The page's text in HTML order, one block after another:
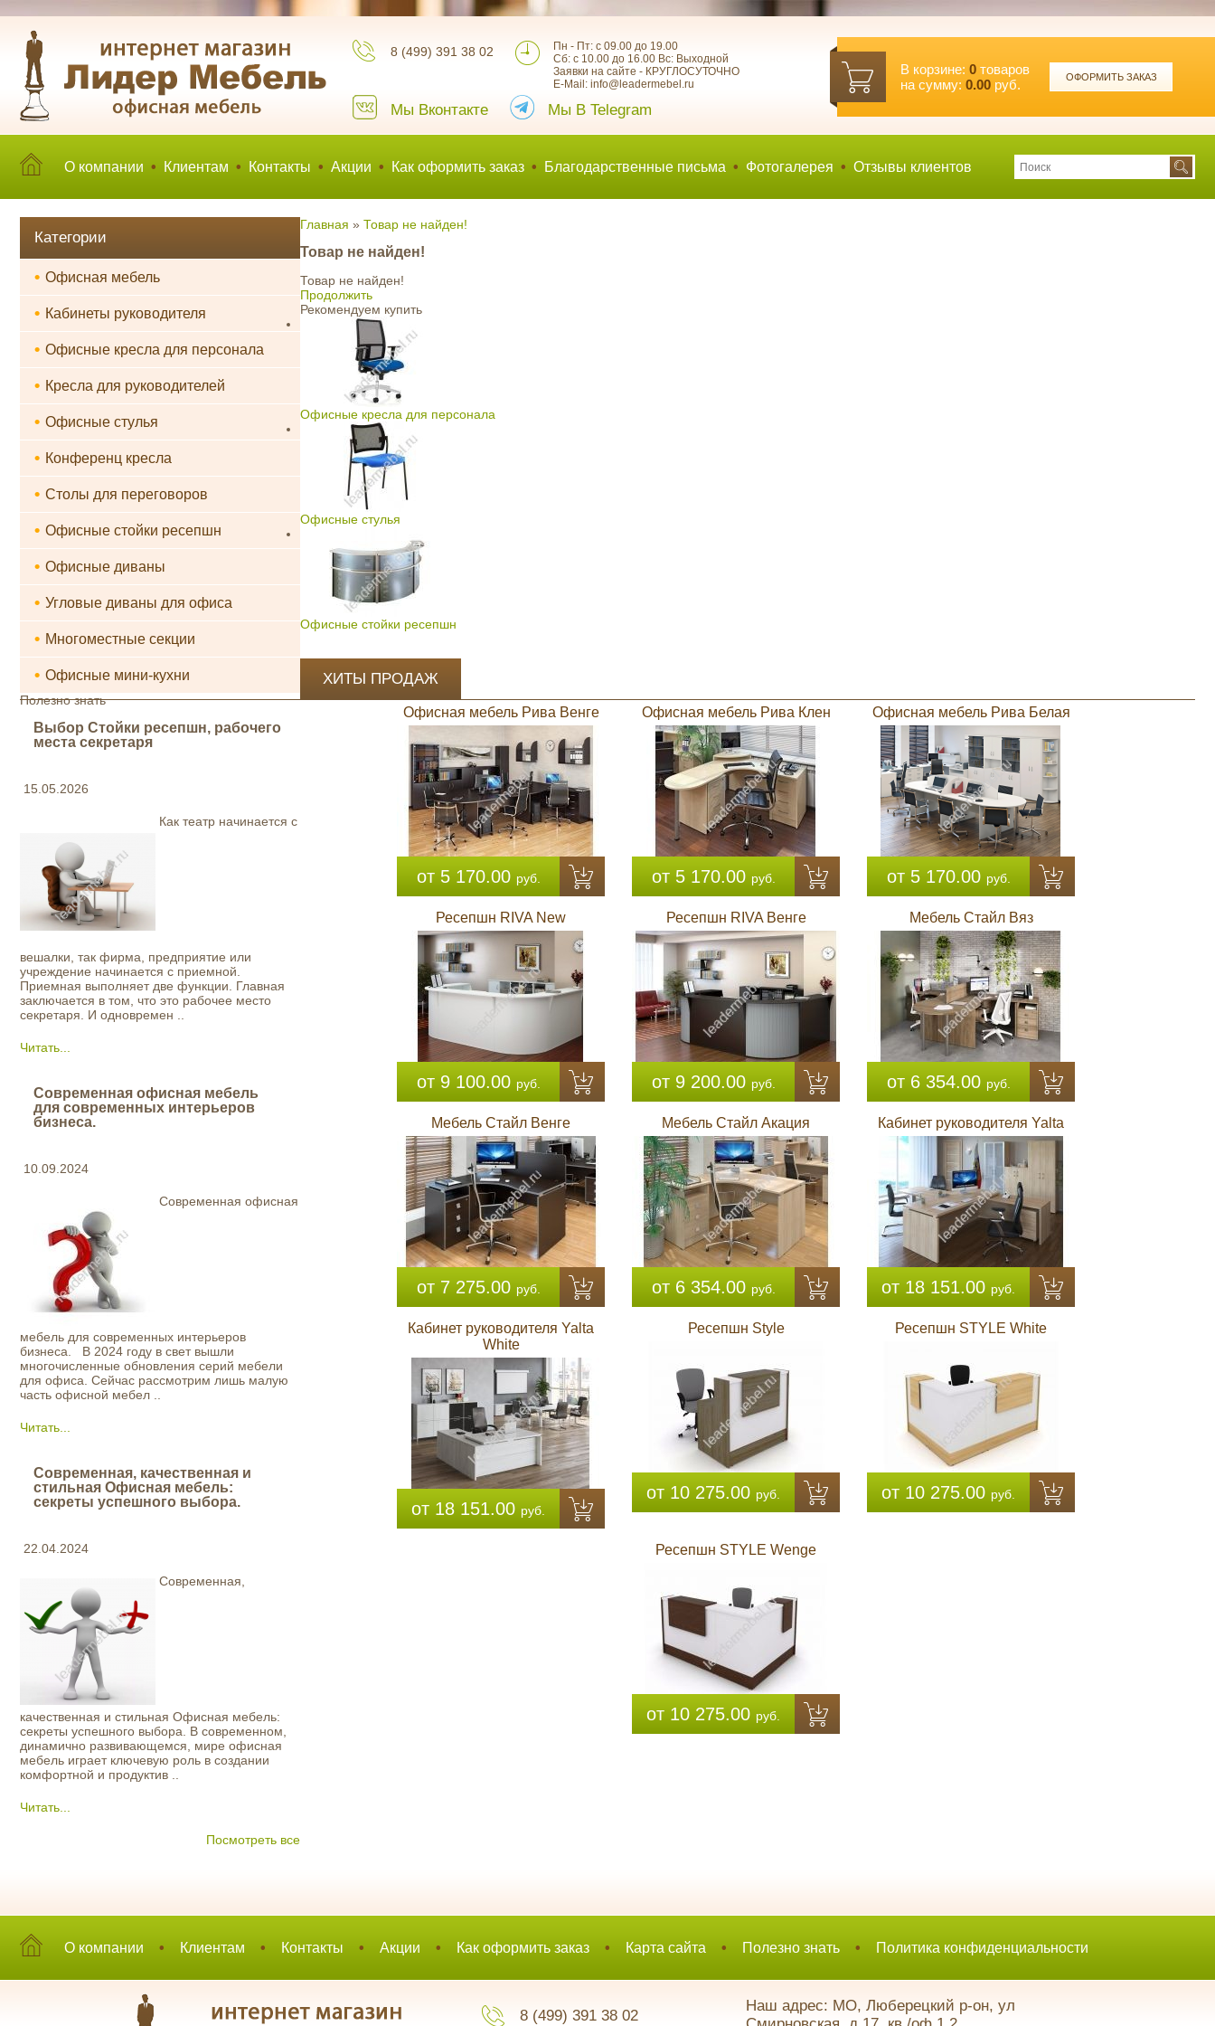
8 (499) 391 38 02
Пн - Пт: с 09.00 до 19.00
Сб: с 10.00 до 16.00 Вс: Выходной
Заявки на сайте - КРУГЛОСУТОЧНО
E-Mail: info@leadermebel.ru
Мы Вконтакте Мы В Telegram
В корзине: 0 товаров
на сумму: 0.00 руб. ОФОРМИТЬ ЗАКАЗ
О компании • Клиентам • Контакты • Акции • Как оформить заказ • Благодарственные письма • Фотогалерея • Отзывы клиентов
Категории
• Офисная мебель
• Кабинеты руководителя
• Офисные кресла для персонала
• Кресла для руководителей
• Офисные стулья
• Конференц кресла
• Столы для переговоров
• Офисные стойки ресепшн
• Офисные диваны
• Угловые диваны для офиса
• Многоместные секции
• Офисные мини-кухни
Полезно знать
Выбор Стойки ресепшн, рабочего
места секретаря
15.05.2026
Как театр начинается с
вешалки, так фирма, предприятие или
учреждение начинается с приемной.
Приемная выполняет две функции. Главная
заключается в том, что это рабочее место
секретаря. И одновремен ..
Читать...
Современная офисная мебель
для современных интерьеров
бизнеса.
10.09.2024
Современная офисная
мебель для современных интерьеров
бизнеса. В 2024 году в свет вышли
многочисленные обновления серий мебели
для офиса. Сейчас рассмотрим лишь малую
часть офисной мебел ..
Читать...
Современная, качественная и
стильная Офисная мебель:
секреты успешного выбора.
22.04.2024
Современная,
качественная и стильная Офисная мебель:
секреты успешного выбора. В современном,
динамично развивающемся, мире офисная
мебель играет ключевую роль в создании
комфортной и продуктив ..
Читать...
Посмотреть все
Главная » Товар не найден!
Товар не найден!
Товар не найден!
Продолжить
Рекомендуем купить
Офисные кресла для персонала
Офисные стулья
Офисные стойки ресепшн
ХИТЫ ПРОДАЖ
Офисная мебель Рива Венге
от 5 170.00 руб.
Офисная мебель Рива Клен
от 5 170.00 руб.
Офисная мебель Рива Белая
от 5 170.00 руб.
Ресепшн RIVA New
от 9 100.00 руб.
Ресепшн RIVA Венге
от 9 200.00 руб.
Мебель Стайл Вяз
от 6 354.00 руб.
Мебель Стайл Венге
от 7 275.00 руб.
Мебель Стайл Акация
от 6 354.00 руб.
Кабинет руководителя Yalta
от 18 151.00 руб.
Кабинет руководителя Yalta
White
от 18 151.00 руб.
Ресепшн Style
от 10 275.00 руб.
Ресепшн STYLE White
от 10 275.00 руб.
Ресепшн STYLE Wenge
от 10 275.00 руб.
О компании • Клиентам • Контакты • Акции • Как оформить заказ • Карта сайта • Полезно знать • Политика конфиденциальности
8 (499) 391 38 02
Наш адрес: МО, Люберецкий р-он, ул